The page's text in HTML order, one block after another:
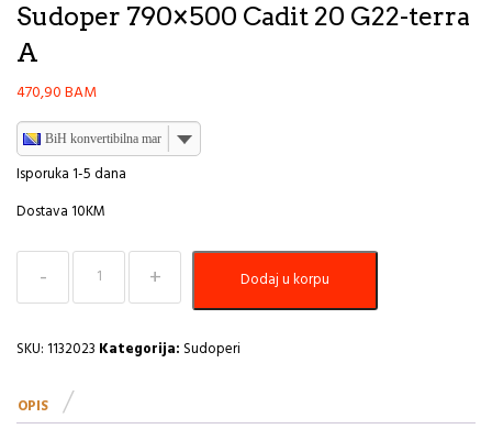
Sudoper 790×500 Cadit 20 G22-terra
A
470,90BAM
BiH konvertibilna marka
Isporuka 1-5 dana
Dostava 10KM
Sudoper
790x500
Cadit
G22-
A
Dodaj u korpu
SKU: 1132023 Kategorija: Sudoperi
OPIS